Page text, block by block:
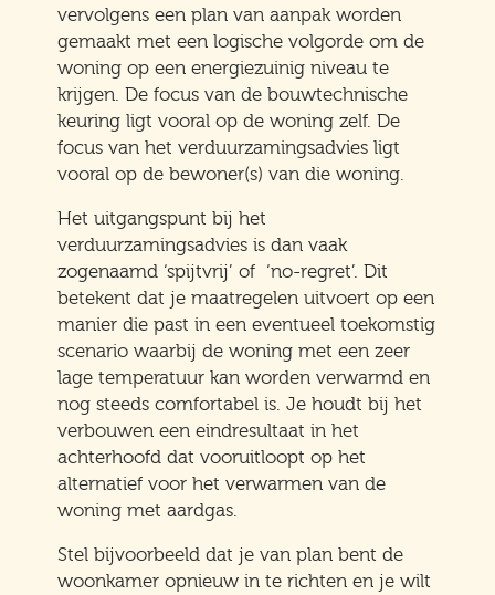
vervolgens een plan van aanpak worden
gemaakt met een logische volgorde om de
woning op een energiezuinig niveau te
krijgen. De focus van de bouwtechnische
keuring ligt vooral op de woning zelf. De
focus van het verduurzamingsadvies ligt
vooral op de bewoner(s) van die woning.
Het uitgangspunt bij het
verduurzamingsadvies is dan vaak
zogenaamd ‘spijtvrij’ of ‘no-regret’. Dit
betekent dat je maatregelen uitvoert op een
manier die past in een eventueel toekomstig
scenario waarbij de woning met een zeer
lage temperatuur kan worden verwarmd en
nog steeds comfortabel is. Je houdt bij het
verbouwen een eindresultaat in het
achterhoofd dat vooruitloopt op het
alternatief voor het verwarmen van de
woning met aardgas.
Stel bijvoorbeeld dat je van plan bent de
woonkamer opnieuw in te richten en je wilt